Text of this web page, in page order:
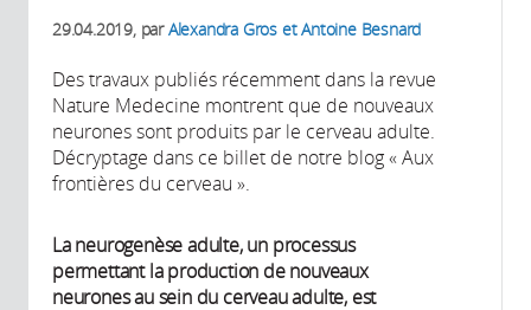
29.04.2019, parAlexandra Gros et Antoine Besnard
Des travaux publiés récemment dans la revue
Nature Medecine montrent que de nouveaux
neurones sont produits par le cerveau adulte.
Décryptage dans ce billet de notre blog « Aux
frontières du cerveau ».
La neurogenèse adulte, un processus
permettant la production de nouveaux
neurones au sein du cerveau adulte, est